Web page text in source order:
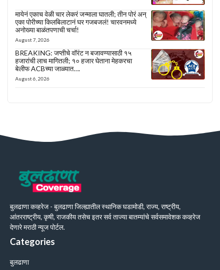
मायेनं एकाच वेळी चार लेकरं जन्माला घातली; तीन पोरं अन्
एका पोरीच्या किलबिलाटानं घर गजबजलं! चारवनमध्ये
अनोख्या बाळंतपणाची चर्चा!
August 7, 2026
BREAKING: जप्तीचे वॉरंट न बजावण्यासाठी १५
हजारांची लाच मागितली; १० हजार घेताना मेहकरचा
बेलीफ ACBच्या जाळ्यात….
August 6, 2026
बुलढाणा कव्हरेज - बुलढाणा जिल्ह्यातील स्थानिक घडामोडी, राज्य, राष्ट्रीय,
आंतरराष्ट्रीय, कृषी, राजकीय तसेच इतर सर्व ताज्या बातम्यांचे सर्वसमावेशक कव्हरेज
देणारे मराठी न्यूज पोर्टल.
Categories
बुलढाणा